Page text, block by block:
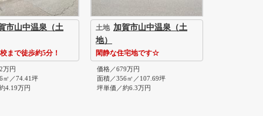
市山中温泉（土
まで徒歩約5分！
万円
㎡／74.41坪
4.19万円
土地 加賀市山中温泉（土
地）
閑静な住宅地です☆
価格／679万円
面積／356㎡／107.69坪
坪単価／約6.3万円